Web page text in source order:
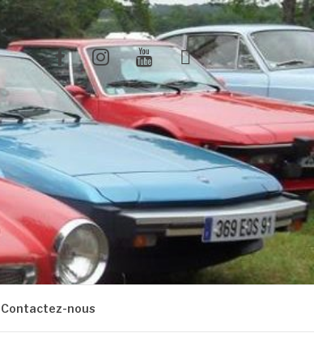
FacebookInstagramYoutube
X
Contactez-nous